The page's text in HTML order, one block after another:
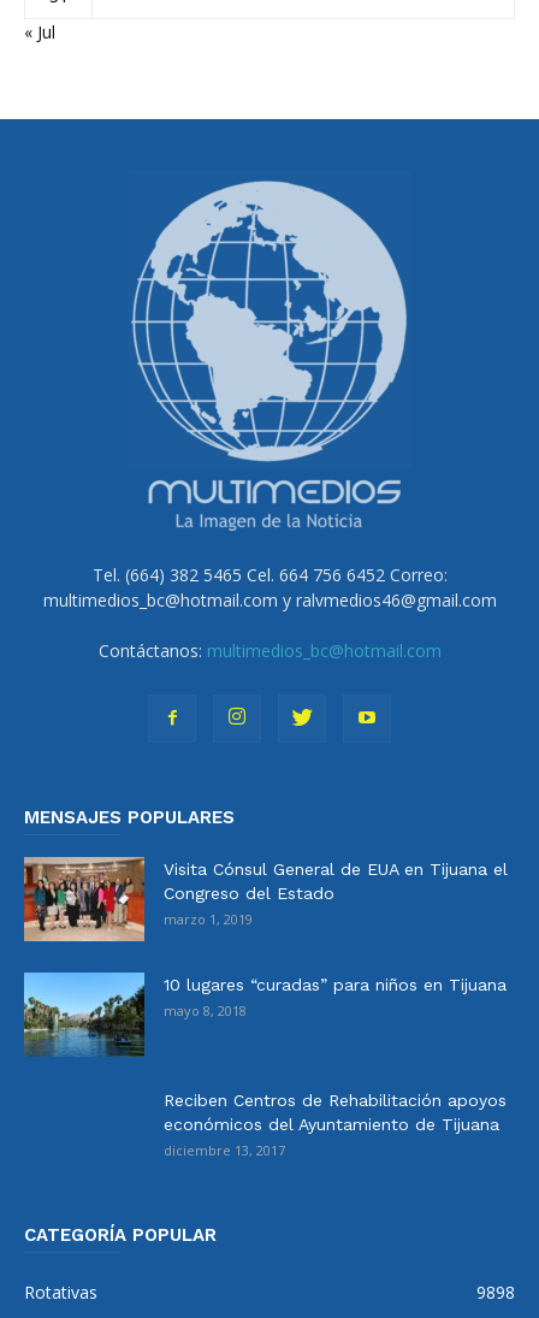
« Jul
Tel. (664) 382 5465 Cel. 664 756 6452 Correo:
multimedios_bc@hotmail.com y ralvmedios46@gmail.com
Contáctanos: multimedios_bc@hotmail.com
MENSAJES POPULARES
Visita Cónsul General de EUA en Tijuana el
Congreso del Estado
marzo 1, 2019
10 lugares “curadas” para niños en Tijuana
mayo 8, 2018
Reciben Centros de Rehabilitación apoyos
económicos del Ayuntamiento de Tijuana
diciembre 13, 2017
CATEGORÍA POPULAR
Rotativas
9898